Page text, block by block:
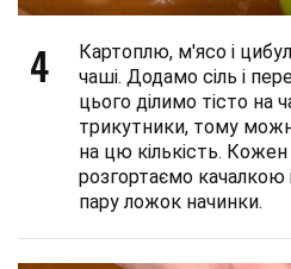
4
Картоплю, м'ясо і
чаші. Додамо сіль і
цього ділимо тісто на
трикутники, тому
на цю кількість.
розгортаємо качалкою
пару ложок начинки.